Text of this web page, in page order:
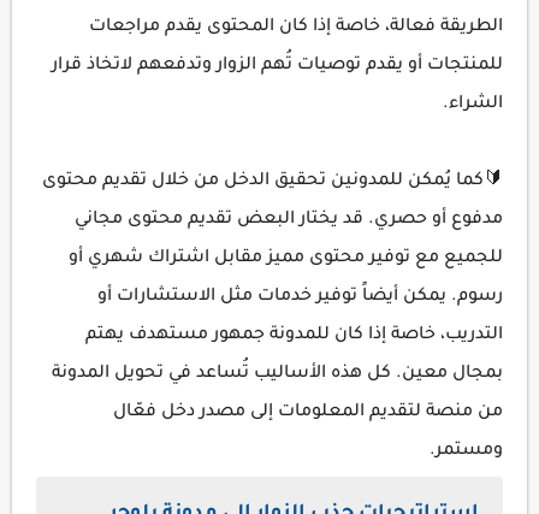
الطريقة فعالة، خاصة إذا كان المحتوى يقدم مراجعات
للمنتجات أو يقدم توصيات تُهم الزوار وتدفعهم لاتخاذ قرار
الشراء.
🔰كما يُمكن للمدونين تحقيق الدخل من خلال تقديم محتوى
مدفوع أو حصري. قد يختار البعض تقديم محتوى مجاني
للجميع مع توفير محتوى مميز مقابل اشتراك شهري أو
رسوم. يمكن أيضاً توفير خدمات مثل الاستشارات أو
التدريب، خاصة إذا كان للمدونة جمهور مستهدف يهتم
بمجال معين. كل هذه الأساليب تُساعد في تحويل المدونة
من منصة لتقديم المعلومات إلى مصدر دخل فعّال
ومستمر.